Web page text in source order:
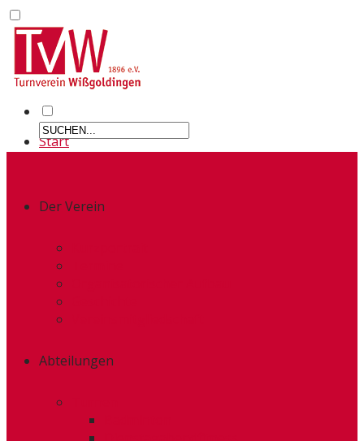
Start
Der Verein
Abteilungen